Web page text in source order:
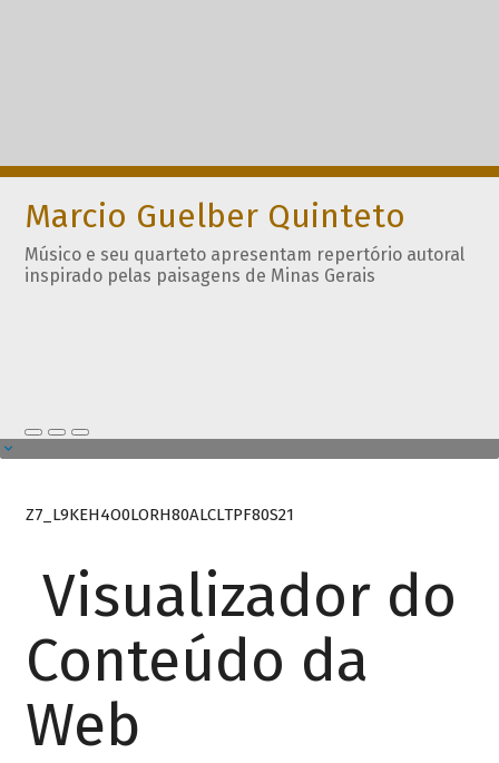
Marcio Guelber Quinteto
Músico e seu quarteto apresentam repertório autoral
inspirado pelas paisagens de Minas Gerais
Z7_L9KEH4O0LORH80ALCLTPF80S21
Visualizador do
Conteúdo da
Web